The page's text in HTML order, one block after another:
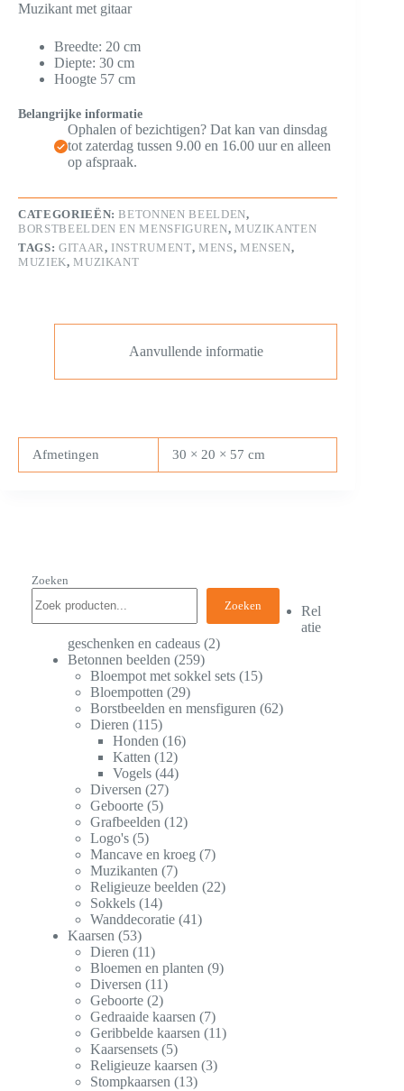
Muzikant met gitaar
Breedte: 20 cm
Diepte: 30 cm
Hoogte 57 cm
Belangrijke informatie
Ophalen of bezichtigen? Dat kan van dinsdag
tot zaterdag tussen 9.00 en 16.00 uur en alleen
op afspraak.
CATEGORIEËN:BETONNEN BEELDEN,
BORSTBEELDEN EN MENSFIGUREN, MUZIKANTEN
TAGS: GITAAR, INSTRUMENT, MENS, MENSEN,
MUZIEK,MUZIKANT
Aanvullende informatie
Afmetingen 30 × 20 × 57 cm
Zoeken
Zoeken
Rel
atie
geschenken en cadeaus 2
Betonnen beelden
259
Bloempot met sokkel sets 15
Bloempotten
29
Borstbeelden en mensfiguren 62
Dieren
115
Honden
16
Katten
12
Vogels 44
Diversen
27
Geboorte 5
Grafbeelden
12
Logo's 5
Mancave en kroeg
7
Muzikanten
7
Religieuze beelden
22
Sokkels 14
Wanddecoratie 41
Kaarsen
53
Dieren
11
Bloemen en planten 9
Diversen
11
Geboorte 2
Gedraaide kaarsen
7
Geribbelde kaarsen
11
Kaarsensets 5
Religieuze kaarsen 3
Stompkaarsen
13